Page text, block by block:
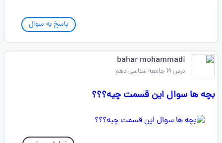
پاسخ به سوال
bahar mohammadi
درس 14 جامعه شناسی دهم
بچه ها سوال این قسمت چیه؟؟؟